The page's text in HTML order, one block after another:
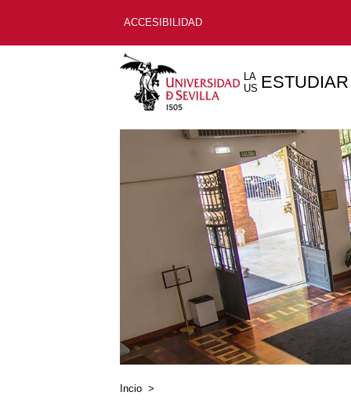
ACCESIBILIDAD
LA
US ESTUDIAR
Incio >